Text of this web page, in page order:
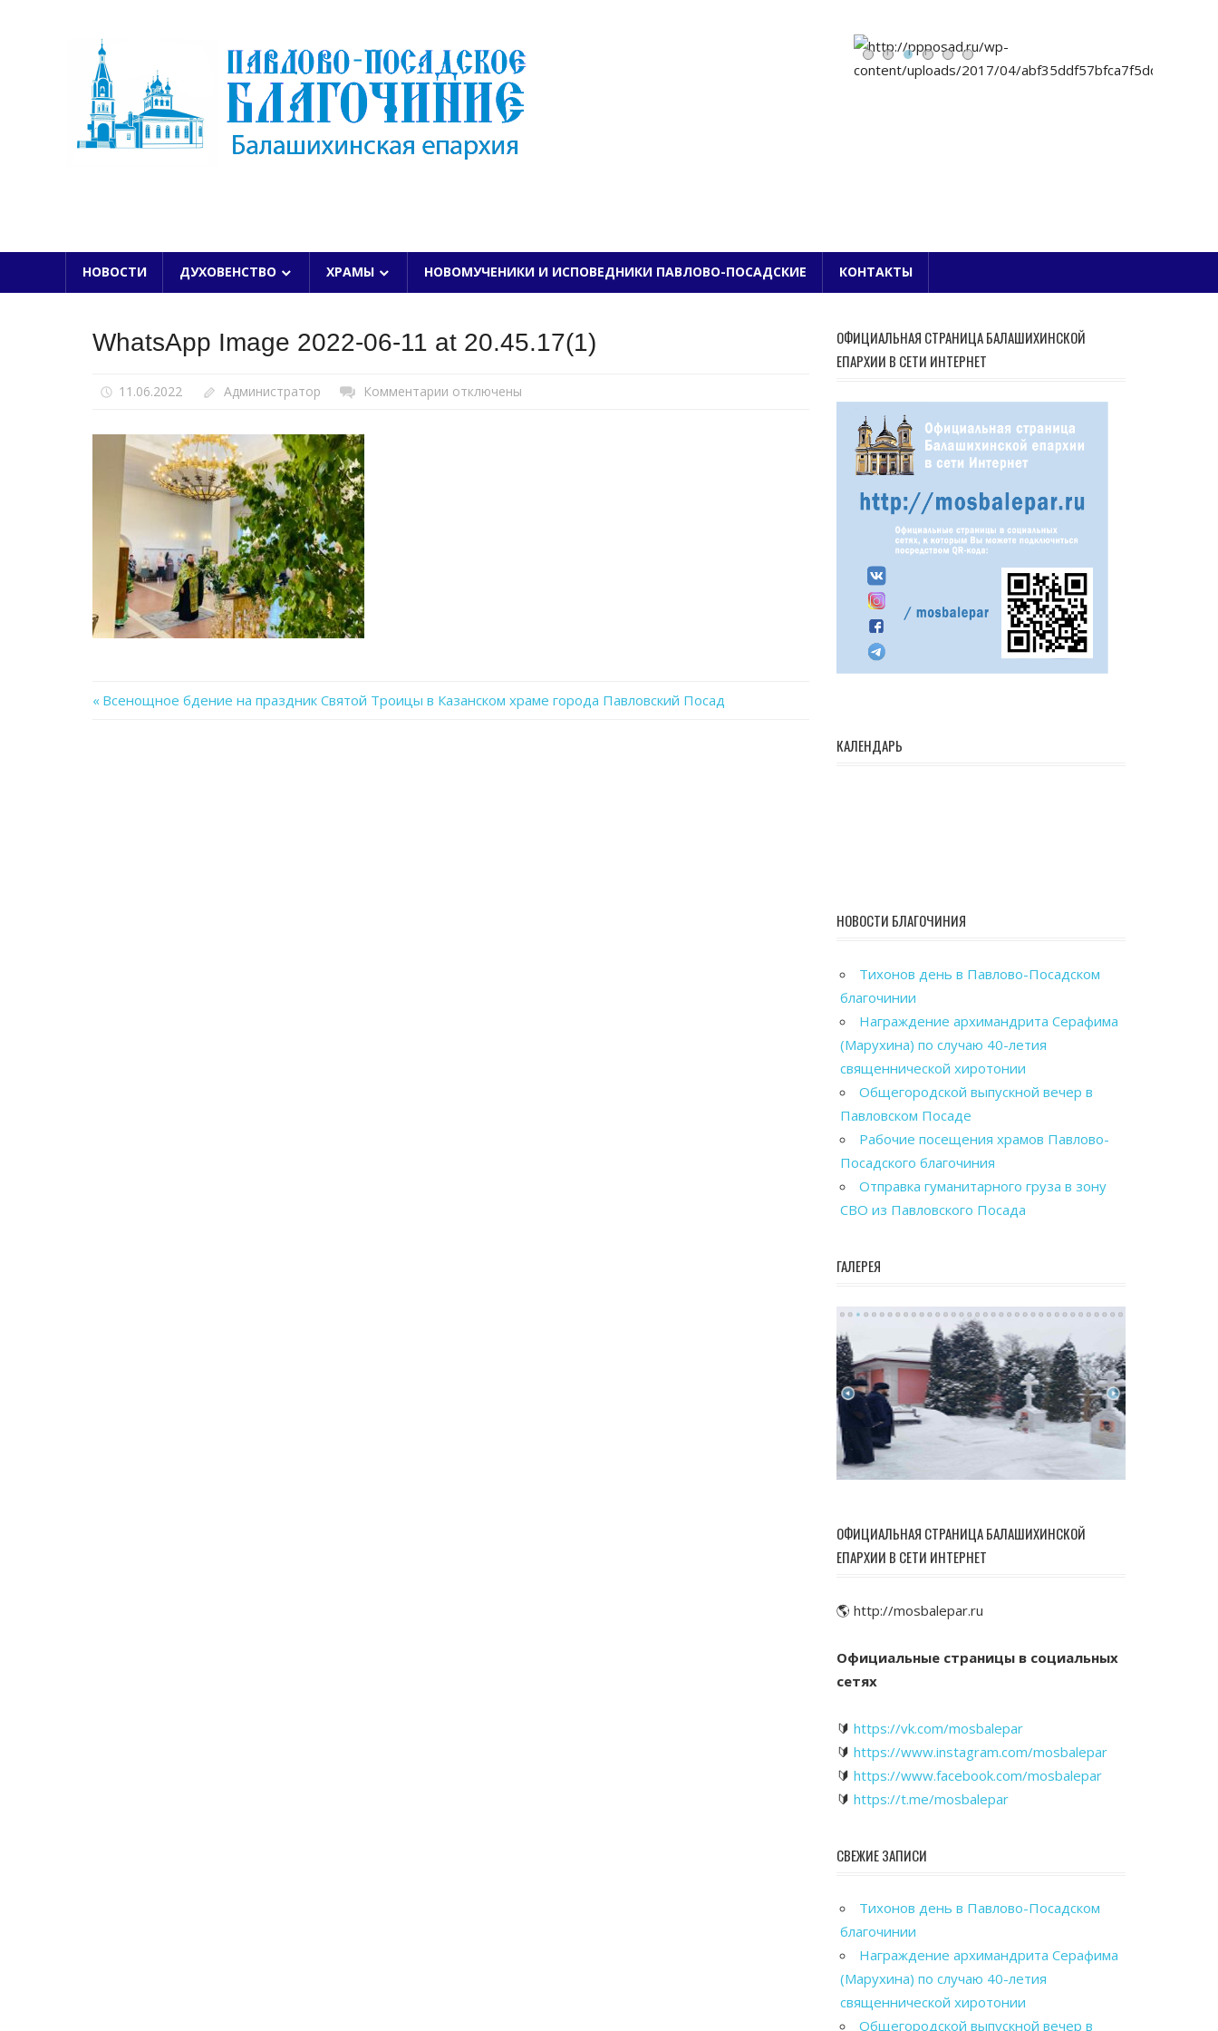
ПАВЛОВО-ПОСАДСКОЕ БЛАГОЧИНИЕ
НОВОСТИ ДУХОВЕНСТВО ХРАМЫ НОВОМУЧЕНИКИ И ИСПОВЕДНИКИ ПАВЛОВО-ПОСАДСКИЕ КОНТАКТЫ
WhatsApp Image 2022-06-11 at 20.45.17(1)
11.06.2022 Администратор Комментарии котключены
Previous
Всенощное бдение на праздник Святой Троицы в Казанском храме города Павловский Посад
ОФИЦИАЛЬНАЯ СТРАНИЦА БАЛАШИХИНСКОЙ
ЕПАРХИИ В СЕТИ ИНТЕРНЕТ
КАЛЕНДАРЬ
НОВОСТИ БЛАГОЧИНИЯ
Тихонов день в Павлово-Посадском
благочинии
Награждение архимандрита Серафима
(Марухина) по случаю 40-летия
священнической хиротонии
Общегородской выпускной вечер в
Павловском Посаде
Рабочие посещения храмов Павлово-
Посадского благочиния
Отправка гуманитарного груза в зону
СВО из Павловского Посада
ГАЛЕРЕЯ
ОФИЦИАЛЬНАЯ СТРАНИЦА БАЛАШИХИНСКОЙ
ЕПАРХИИ В СЕТИ ИНТЕРНЕТ
🌎 http://mosbalepar.ru
Официальные страницы в социальных
сетях
🔰 https://vk.com/mosbalepar
🔰 https://www.instagram.com/mosbalepar
🔰 https://www.facebook.com/mosbalepar
🔰 https://t.me/mosbalepar
СВЕЖИЕ ЗАПИСИ
Тихонов день в Павлово-Посадском
благочинии
Награждение архимандрита Серафима
(Марухина) по случаю 40-летия
священнической хиротонии
Общегородской выпускной вечер в